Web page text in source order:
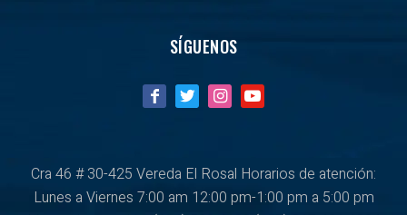
SÍGUENOS
Cra 46 # 30-425 Vereda El Rosal Horarios de atención:
Lunes a Viernes 7:00 am 12:00 pm-1:00 pm a 5:00 pm